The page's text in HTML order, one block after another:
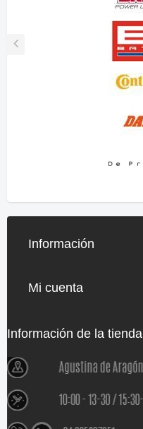
Información
Mi cuenta
Información de la tienda